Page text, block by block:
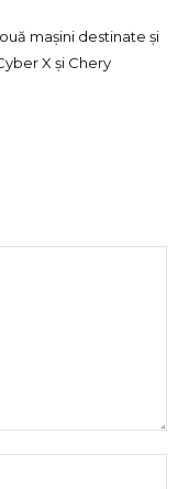
mașini destinate și
X și Chery